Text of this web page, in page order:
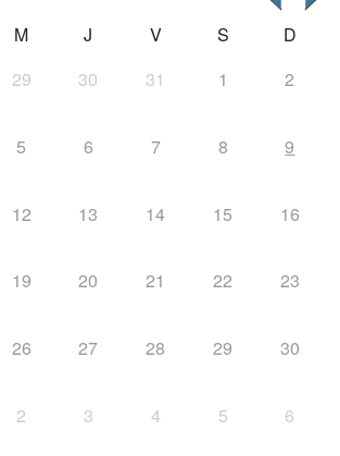
M J V S
D
29 30 31 1 2
5 6 7 8 9
12 13 14 15 16
19 20 21 22 23
26 27 28 29 30
2 3 4 5 6